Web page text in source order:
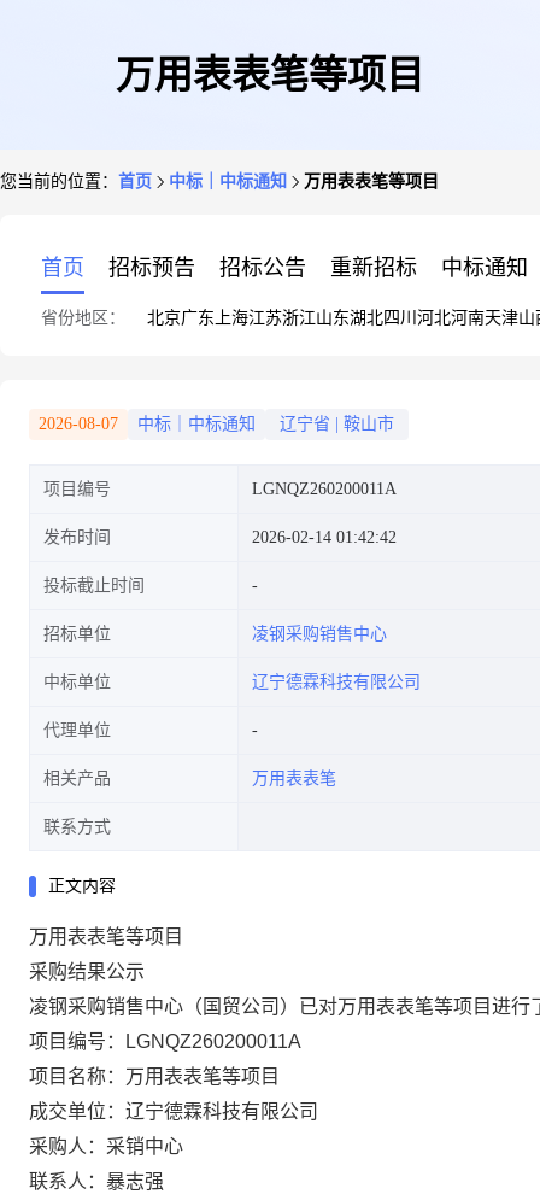
万用表表笔等项目
您当前的位置： 首页 中标｜中标通知 万用表表笔等项目
首页 招标预告 招标公告 重新招标 中标通知
省份地区： 北京广东 上海江苏浙江山东湖北四川 河北河南天津山
2026-08-07 中标｜中标通知 辽宁省 鞍山市
项目编号 LGNQZ260200011A
发布时间 2026-02-14 01:42:42
投标截止时间
招标单位 凌钢采购销售中心
中标单位 辽宁德霖科技有限公司
代理单位
相关产品 万用表表笔
联系方式
正文内容
万用表表笔等项目
采购结果公示
凌钢采购销售中心（国贸公司）已对万用表表笔等项目进
项目编号：LGNQZ260200011A
项目名称：万用表表笔等项目
成交单位：辽宁德霖科技有限公司
采购人：采销中心
联系人：暴志强